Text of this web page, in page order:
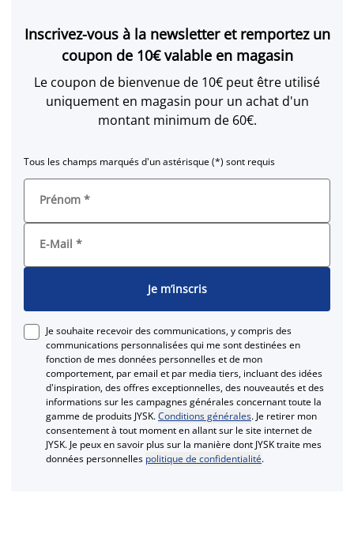
Inscrivez-vous à la newsletter et remportez un
coupon de 10€ valable en magasin
Le coupon de bienvenue de 10€ peut être utilisé
uniquement en magasin pour un achat d'un
montant minimum de 60€.
Tous les champs marqués d'un astérisque (*) sont requis
Prénom *
E-Mail *
Je m’inscris
Je souhaite recevoir des communications, y compris des
communications personnalisées qui me sont destinées en
fonction de mes données personnelles et de mon
comportement, par email et par media tiers, incluant des idées
d'inspiration, des offres exceptionnelles, des nouveautés et des
informations sur les campagnes générales concernant toute la
gamme de produits JYSK.Conditions générales. Je retirer mon
consentement à tout moment en allant sur le site internet de
JYSK. Je peux en savoir plus sur la manière dont JYSK traite mes
données personnelles politique de confidentialité.